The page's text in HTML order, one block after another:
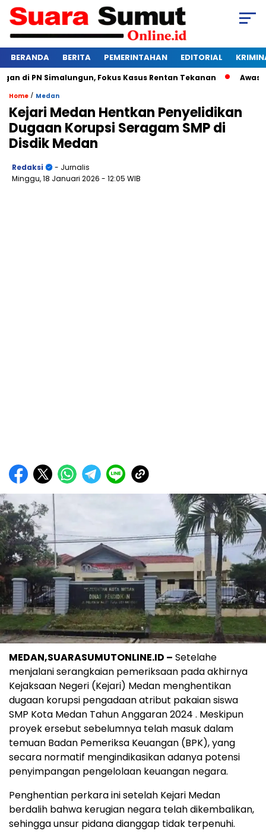
BERANDA BERITA PEMERINTAHAN EDITORIAL
PN Simalungun, Fokus Kasus Rentan Tekanan Awas
Home / Medan
Kejari Medan Hentkan Penyelidikan
Dugaan Korupsi Seragam SMP di
Disdik Medan
Redaksi
- Jurnalis
Minggu, 18 Januari 2026 - 12:05 WIB
MEDAN,SUARASUMUTONLINE.ID – Setelahe
menjalani serangkaian pemeriksaan pada akhirnya
Kejaksaan Negeri (Kejari) Medan menghentikan
dugaan korupsi pengadaan atribut pakaian siswa
SMP Kota Medan Tahun Anggaran 2024 . Meskipun
proyek ersebut sebelumnya telah masuk dalam
temuan Badan Pemeriksa Keuangan (BPK), yang
secara normatif mengindikasikan adanya potensi
penyimpangan pengelolaan keuangan negara.
Penghentian perkara ini setelah Kejari Medan
berdalih bahwa kerugian negara telah dikembalikan,
sehingga unsur pidana dianggap tidak terpenuhi.